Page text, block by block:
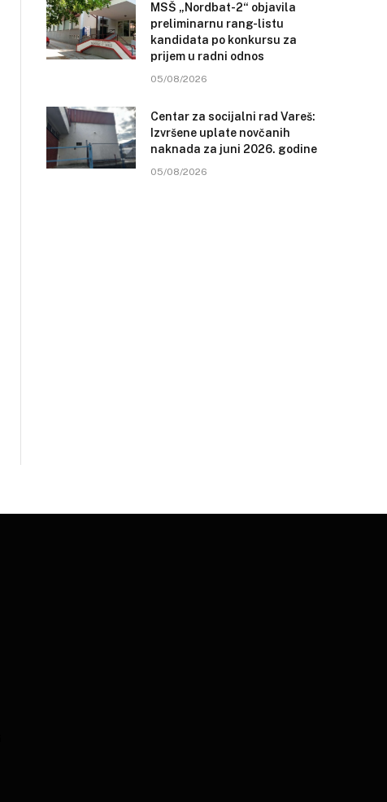
MSŠ „Nordbat-2“ objavila
preliminarnu rang-listu
kandidata po konkursu za
prijem u radni odnos
05/08/2026
Centar za socijalni rad Vareš:
Izvršene uplate novčanih
naknada za juni 2026. godine
05/08/2026